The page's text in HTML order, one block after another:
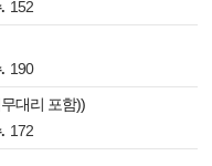
152
190
대리 포함))
172